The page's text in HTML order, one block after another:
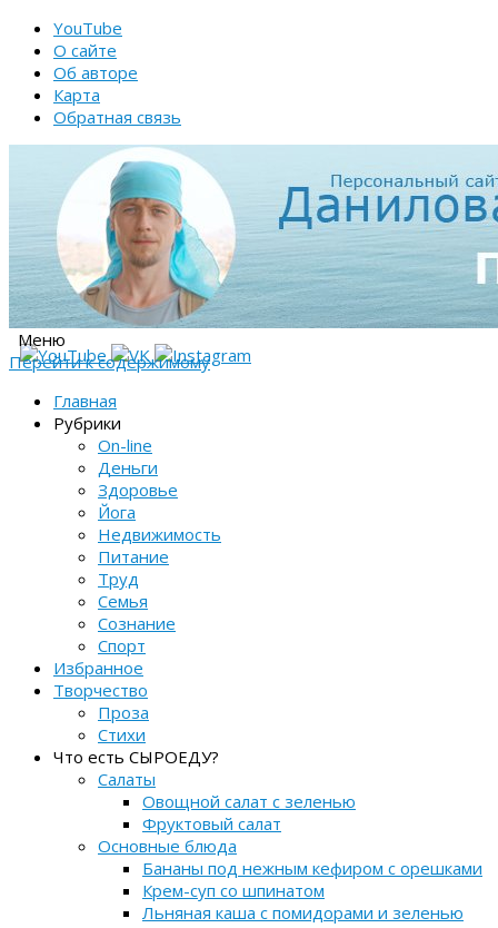
YouTube
О сайте
Об авторе
Карта
Обратная связь
Меню
Перейти к содержимому
Главная
Рубрики
On-line
Деньги
Здоровье
Йога
Недвижимость
Питание
Труд
Семья
Сознание
Спорт
Избранное
Творчество
Проза
Стихи
Что есть СЫРОЕДУ?
Салаты
Овощной салат с зеленью
Фруктовый салат
Основные блюда
Бананы под нежным кефиром с орешками
Крем-суп со шпинатом
Льняная каша с помидорами и зеленью